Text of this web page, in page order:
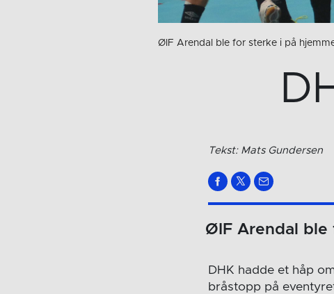
ØIF Arendal ble for sterke i på
Tekst: Mats Gundersen
ØIF Arendal ble
DHK hadde et håp
bråstopp på